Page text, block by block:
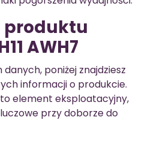
produktu
AWH7
danych, poniżej znajdziesz
informacji o produkcie.
to element eksploatacyjny,
przy doborze do